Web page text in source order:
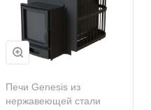
Печи Genesis из
нержавеющей стали